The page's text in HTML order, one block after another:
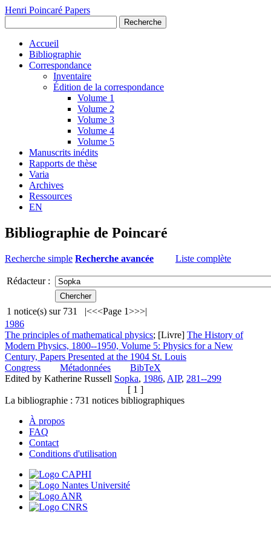
Henri Poincaré Papers
Recherche
Accueil
Bibliographie
Correspondance
Inventaire
Édition de la correspondance
Volume 1
Volume 2
Volume 3
Volume 4
Volume 5
Manuscrits inédits
Rapports de thèse
Varia
Archives
Ressources
EN
Bibliographie de Poincaré
Recherche simple Recherche avancée Liste complète
Rédacteur :
1 notice(s) sur 731 |<<<Page 1>>>|
1986
The principles of mathematical physics; [Livre] The History of
Modern Physics, 1800--1950, Volume 5: Physics for a New
Century, Papers Presented at the 1904 St. Louis
Congress
Métadonnées
BibTeX
Edited by Katherine Russell Sopka, 1986, AIP, 281--299
[ 1 ]
La bibliographie : 731 notices bibliographiques
À propos
FAQ
Contact
Conditions d'utilisation